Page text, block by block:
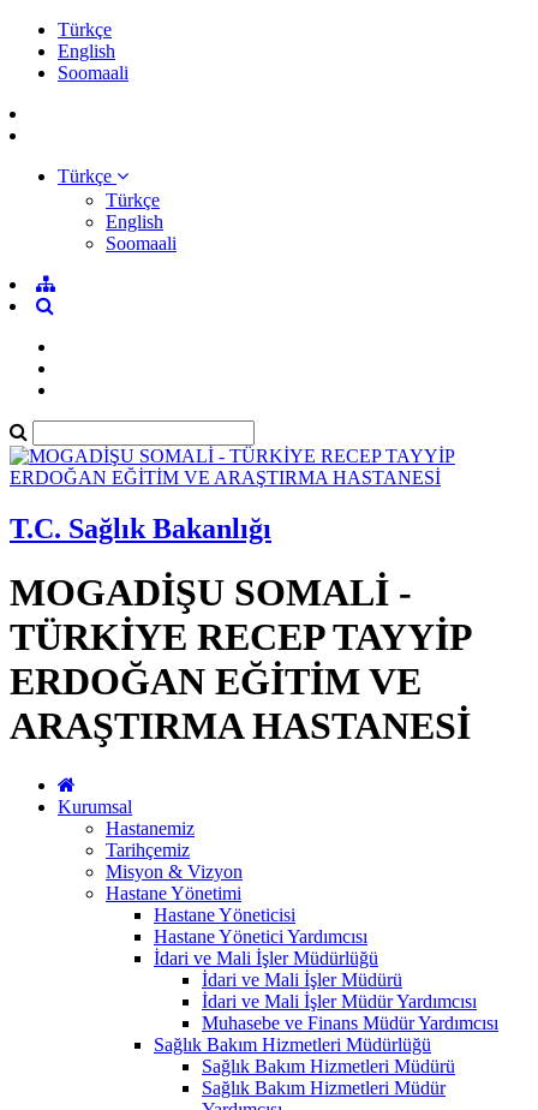
Türkçe
English
Soomaali
Türkçe
Türkçe
English
Soomaali
T.C. Sağlık Bakanlığı
MOGADİŞU SOMALİ -
TÜRKİYE RECEP TAYYİP
ERDOĞAN EĞİTİM VE
ARAŞTIRMA HASTANESİ
Kurumsal
Hastanemiz
Tarihçemiz
Misyon & Vizyon
Hastane Yönetimi
Hastane Yöneticisi
Hastane Yönetici Yardımcısı
İdari ve Mali İşler Müdürlüğü
İdari ve Mali İşler Müdürü
İdari ve Mali İşler Müdür Yardımcısı
Muhasebe ve Finans Müdür Yardımcısı
Sağlık Bakım Hizmetleri Müdürlüğü
Sağlık Bakım Hizmetleri Müdürü
Sağlık Bakım Hizmetleri Müdür